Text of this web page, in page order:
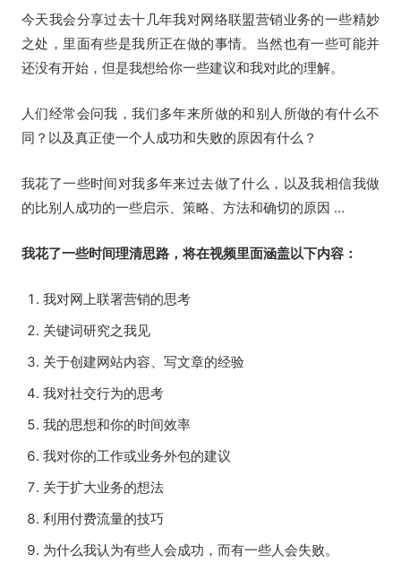
今天我会分享过去十几年我对网络联盟营销业务的一些精妙
之处，里面有些是我所正在做的事情。当然也有一些可能并
还没有开始，但是我想给你一些建议和我对此的理解。
人们经常会问我，我们多年来所做的和别人所做的有什么不
同？以及真正使一个人成功和失败的原因有什么？
我花了一些时间对我多年来过去做了什么，以及我相信我做
的比别人成功的一些启示、策略、方法和确切的原因 …
我花了一些时间理清思路，将在视频里面涵盖以下内容：
我对网上联署营销的思考
关键词研究之我见
关于创建网站内容、写文章的经验
我对社交行为的思考
我的思想和你的时间效率
我对你的工作或业务外包的建议
关于扩大业务的想法
利用付费流量的技巧
为什么我认为有些人会成功，而有一些人会失败。